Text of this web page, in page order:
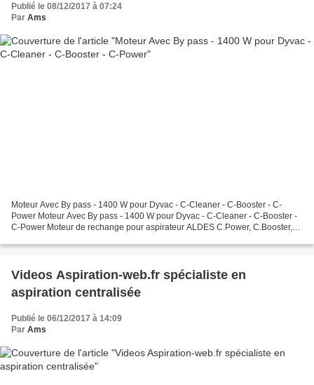
Publié le 08/12/2017 à 07:24
Par Ams
Moteur Avec By pass - 1400 W pour Dyvac - C-Cleaner - C-Booster - C-
Power Moteur Avec By pass - 1400 W pour Dyvac - C-Cleaner - C-Booster -
C-Power Moteur de rechange pour aspirateur ALDES C.Power, C.Booster,
Videos Aspiration-web.fr spécialiste en
aspiration centralisée
Publié le 06/12/2017 à 14:09
Par Ams